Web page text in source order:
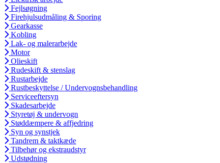
Fejlsøgning
Firehjulsudmåling & Sporing
Gearkasse
Kobling
Lak- og malerarbejde
Motor
Olieskift
Rudeskift & stenslag
Rustarbejde
Rustbeskyttelse / Undervognsbehandling
Serviceeftersyn
Skadesarbejde
Styretøj & undervogn
Støddæmpere & affjedring
Syn og synstjek
Tandrem & taktkæde
Tilbehør og ekstraudstyr
Udstødning